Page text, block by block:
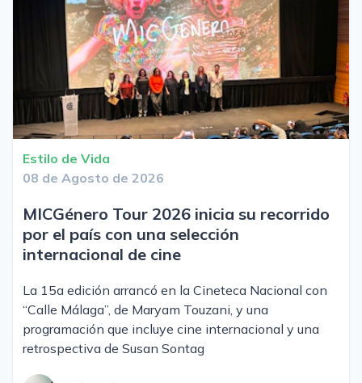
Estilo de Vida
08 de Agosto de 2026
MICGénero Tour 2026 inicia su recorrido
por el país con una selección
internacional de cine
La 15a edición arrancó en la Cineteca Nacional con
“Calle Málaga”, de Maryam Touzani, y una
programación que incluye cine internacional y una
retrospectiva de Susan Sontag